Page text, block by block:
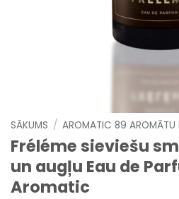
SĀKUMS / AROMATIC 89 AROMĀTU
Fréléme sieviešu
un augļu Eau de
Aromatic